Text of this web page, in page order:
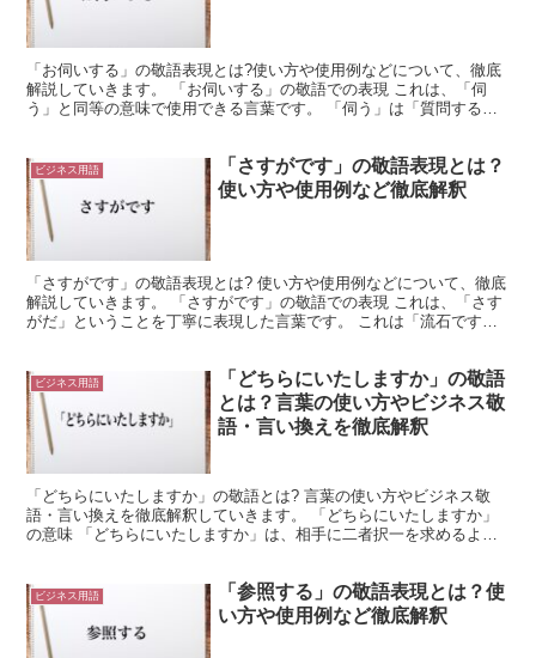
「お伺いする」の敬語表現とは?使い方や使用例などについて、徹底
解説していきます。 「お伺いする」の敬語での表現 これは、「伺
う」と同等の意味で使用できる言葉です。 「伺う」は「質問する」
ビジネス用語
「さすがです」の敬語表現とは？
使い方や使用例など徹底解釈
「さすがです」の敬語表現とは? 使い方や使用例などについて、徹底
解説していきます。 「さすがです」の敬語での表現 これは、「さす
がだ」ということを丁寧に表現した言葉です。 これは「流石です」
ビジネス用語
「どちらにいたしますか」の敬語
とは？言葉の使い方やビジネス敬
語・言い換えを徹底解釈
「どちらにいたしますか」の敬語とは? 言葉の使い方やビジネス敬
語・言い換えを徹底解釈していきます。 「どちらにいたしますか」
の意味 「どちらにいたしますか」は、相手に二者択一を求めるよう
ビジネス用語
「参照する」の敬語表現とは？使
い方や使用例など徹底解釈